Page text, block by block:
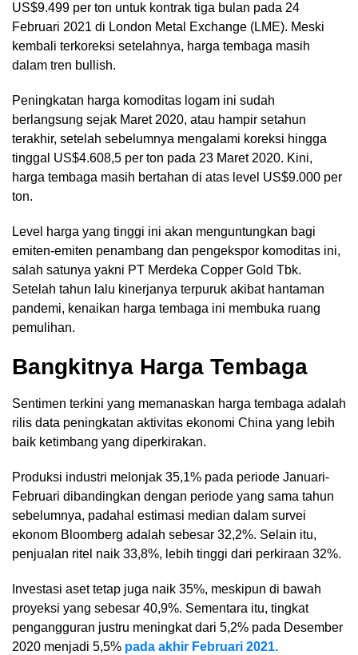
US$9.499 per ton untuk kontrak tiga bulan pada 24
Februari 2021 di London Metal Exchange (LME). Meski
kembali terkoreksi setelahnya, harga tembaga masih
dalam tren bullish.
Peningkatan harga komoditas logam ini sudah
berlangsung sejak Maret 2020, atau hampir setahun
terakhir, setelah sebelumnya mengalami koreksi hingga
tinggal US$4.608,5 per ton pada 23 Maret 2020. Kini,
harga tembaga masih bertahan di atas level US$9.000 per
ton.
Level harga yang tinggi ini akan menguntungkan bagi
emiten-emiten penambang dan pengekspor komoditas ini,
salah satunya yakni PT Merdeka Copper Gold Tbk.
Setelah tahun lalu kinerjanya terpuruk akibat hantaman
pandemi, kenaikan harga tembaga ini membuka ruang
pemulihan.
Bangkitnya Harga Tembaga
Sentimen terkini yang memanaskan harga tembaga adalah
rilis data peningkatan aktivitas ekonomi China yang lebih
baik ketimbang yang diperkirakan.
Produksi industri melonjak 35,1% pada periode Januari-
Februari dibandingkan dengan periode yang sama tahun
sebelumnya, padahal estimasi median dalam survei
ekonom Bloomberg adalah sebesar 32,2%. Selain itu,
penjualan ritel naik 33,8%, lebih tinggi dari perkiraan 32%.
Investasi aset tetap juga naik 35%, meskipun di bawah
proyeksi yang sebesar 40,9%. Sementara itu, tingkat
pengangguran justru meningkat dari 5,2% pada Desember
2020 menjadi 5,5% pada akhir Februari 2021.